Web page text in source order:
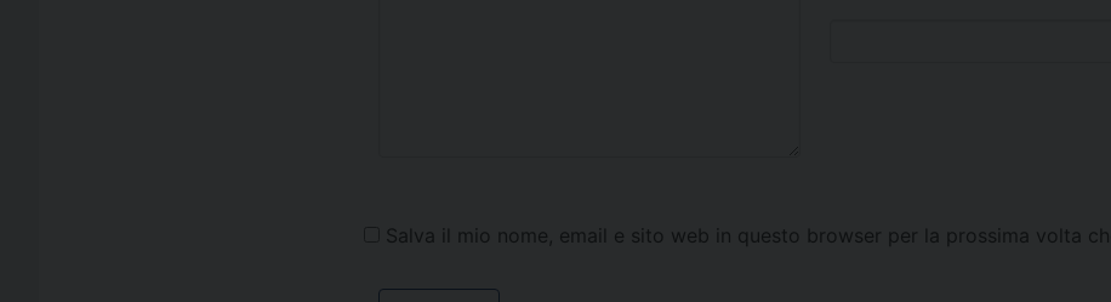
Salva il mio nome, email e sito web in questo browser per la prossima volta